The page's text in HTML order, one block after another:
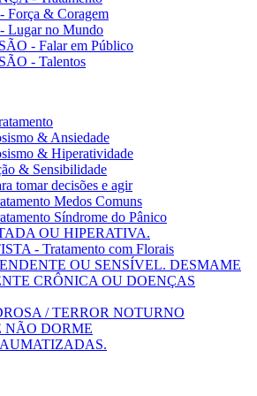
& Coragem
Lugar no Mundo
- Falar em Público
- Talentos
& Ansiedade
& Hiperatividade
& Sensibilidade
tomar decisões e agir
Medos Comuns
Síndrome do Pânico
OU HIPERATIVA.
- Tratamento com Florais
OU SENSÍVEL. DESMAME
CRÔNICA OU DOENÇAS
/ TERROR NOTURNO
NÃO DORME